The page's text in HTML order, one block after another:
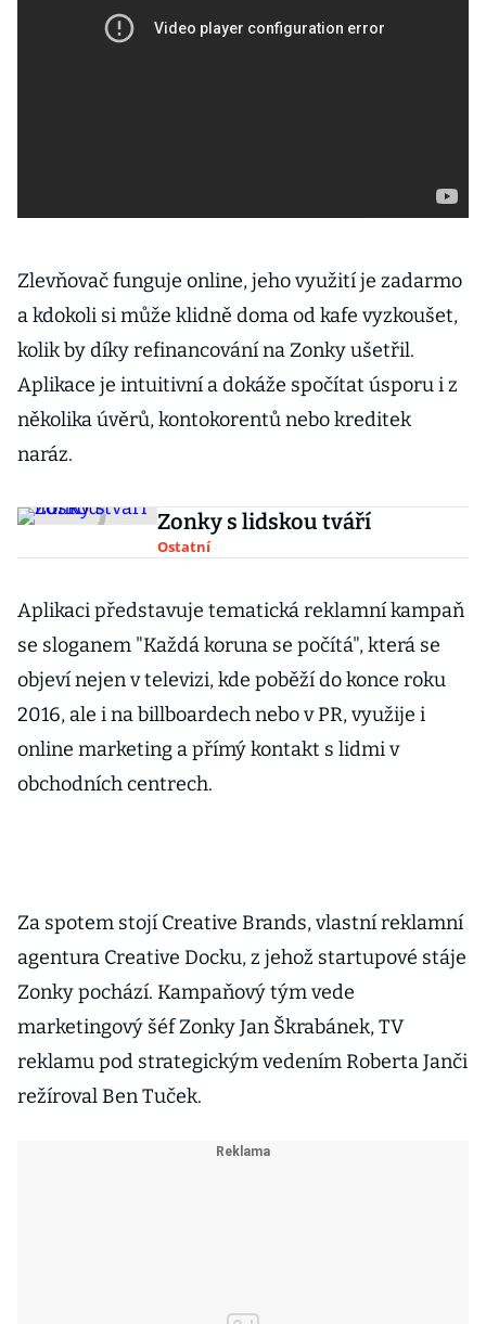
Zlevňovač funguje online, jeho využití je zadarmo
a kdokoli si může klidně doma od kafe vyzkoušet,
kolik by díky refinancování na Zonky ušetřil.
Aplikace je intuitivní a dokáže spočítat úsporu i z
několika úvěrů, kontokorentů nebo kreditek
naráz.
Zonky s lidskou tváří
Ostatní
Aplikaci představuje tematická reklamní kampaň
se sloganem "Každá koruna se počítá", která se
objeví nejen v televizi, kde poběží do konce roku
2016, ale i na billboardech nebo v PR, využije i
online marketing a přímý kontakt s lidmi v
obchodních centrech.
Za spotem stojí Creative Brands, vlastní reklamní
agentura Creative Docku, z jehož startupové stáje
Zonky pochází. Kampaňový tým vede
marketingový šéf Zonky Jan Škrabánek, TV
reklamu pod strategickým vedením Roberta Janči
režíroval Ben Tuček.